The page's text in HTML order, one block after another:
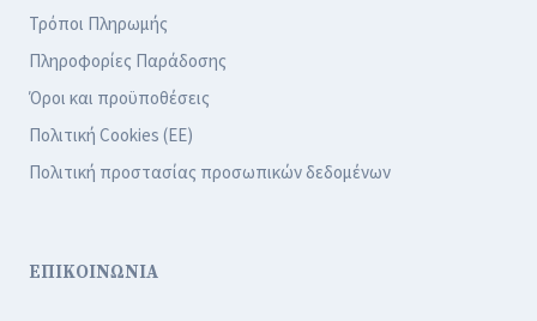
Τρόποι Πληρωμής
Πληροφορίες Παράδοσης
Όροι και προϋποθέσεις
Πολιτική Cookies (ΕΕ)
Πολιτική προστασίας προσωπικών δεδομένων
ΕΠΙΚΟΙΝΩΝΙΑ